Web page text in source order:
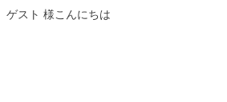
ゲスト 様こんにちは